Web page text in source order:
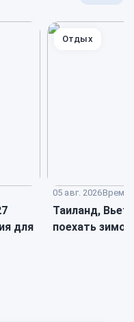
для
05 авг. 2026Время
Таиланд,
поехать зимой
Отдых